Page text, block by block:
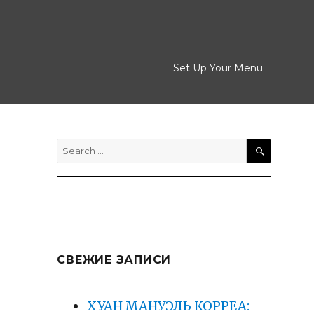
Set Up Your Menu
Search
for:
СВЕЖИЕ ЗАПИСИ
ХУАН МАНУЭЛЬ КОРРЕА: